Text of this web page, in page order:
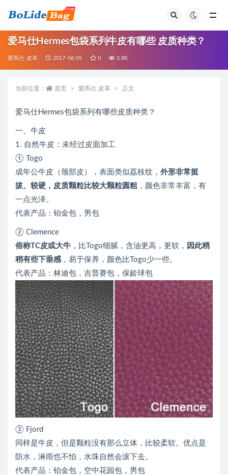
爱马仕Hermes包袋系列牛皮有哪些 皮质种类？
愛馬仕 皮革 2017-06-05 0 2.8K
当前位置： 首页 愛馬仕 皮革 正文
爱马仕Hermes包袋系列有哪些皮质种类？
一、牛皮
1. 自然牛皮：未经过皮面加工
① Togo
成年公牛皮（颈部皮），表面类似荔枝纹， 外形非常挺
拔、较硬，皮质颗粒比较大颗粒圆粗 ，颜色非常丰富，有
一点光泽。
代表产品：铂金包，男包
② Clemence
俗称TC皮或大牛 ，比Togo细腻，含油更高，更软， 因此稍
稍有些下垂感 ，易于保养，颜色比Togo少一些。
代表产品：林迪包，吉普赛包，保龄球包
③ Fjord
同样是牛皮，但是颗粒没有那么立体，比较柔软。优点是
防水，淋雨也不怕，水珠自然会滚下去。
代表产品：铂金包，空中花园包，男包